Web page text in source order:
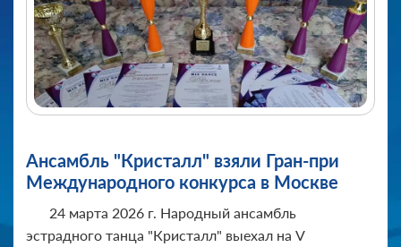
Ансамбль "Кристалл" взяли Гран-при
Международного конкурса в Москве
24 марта 2026 г. Народный ансамбль
эстрадного танца "Кристалл" выехал на V